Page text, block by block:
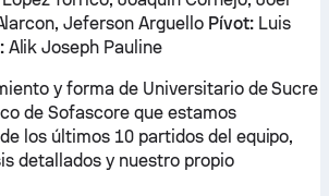
Jeferson Arguello Pívot:Luis
Alik Joseph Pauline
y forma de Universitario de Sucre
de Sofascore que estamos
los últimos 10 partidos del equipo,
detallados y nuestro propio